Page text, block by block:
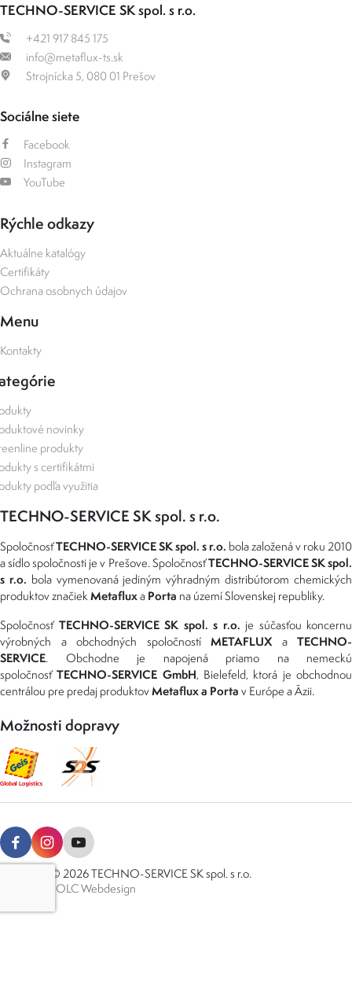
TECHNO-SERVICE SK spol. s r.o.
+421 917 845 175
info@metaflux-ts.sk
Strojnícka 5, 080 01 Prešov
Sociálne siete
Facebook
Instagram
YouTube
Rýchle odkazy
Aktuálne katalógy
Certifikáty
Ochrana osobnych údajov
Menu
Kontakty
novinky
produkty
s certifikátmi
podľa využitia
TECHNO-SERVICE SK spol. s r.o.
SpoločnosťTECHNO-SERVICE SK spol. s r.o. bola založená v roku 2010
a sídlo spoločnosti je v Prešove. SpoločnosťTECHNO-SERVICE SK spol.
s r.o. bola vymenovaná jediným výhradným distribútorom chemických
produktov značiekMetafluxa Porta na území Slovenskej republiky.
Spoločnosť TECHNO-SERVICE SK spol. s r.o. je súčasťou koncernu
výrobných a obchodných spoločností METAFLUXa TECHNO-
SERVICE. Obchodne je napojená priamo na nemeckú
spoločnosťTECHNO-SERVICE GmbH, Bielefeld, ktorá je obchodnou
centrálou pre predaj produktovMetaflux a Porta v Európe a Ázii.
Možnosti dopravy
Copyright © 2026 TECHNO-SERVICE SK spol. s r.o.
OLC Webdesign